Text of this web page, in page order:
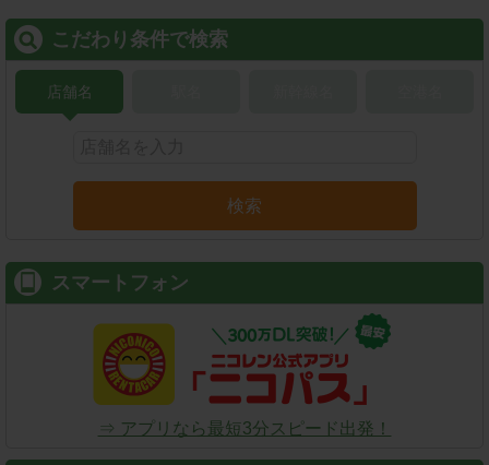
こだわり条件で検索
店舗名
検索
スマートフォン
⇒ アプリなら最短3分スピード出発！